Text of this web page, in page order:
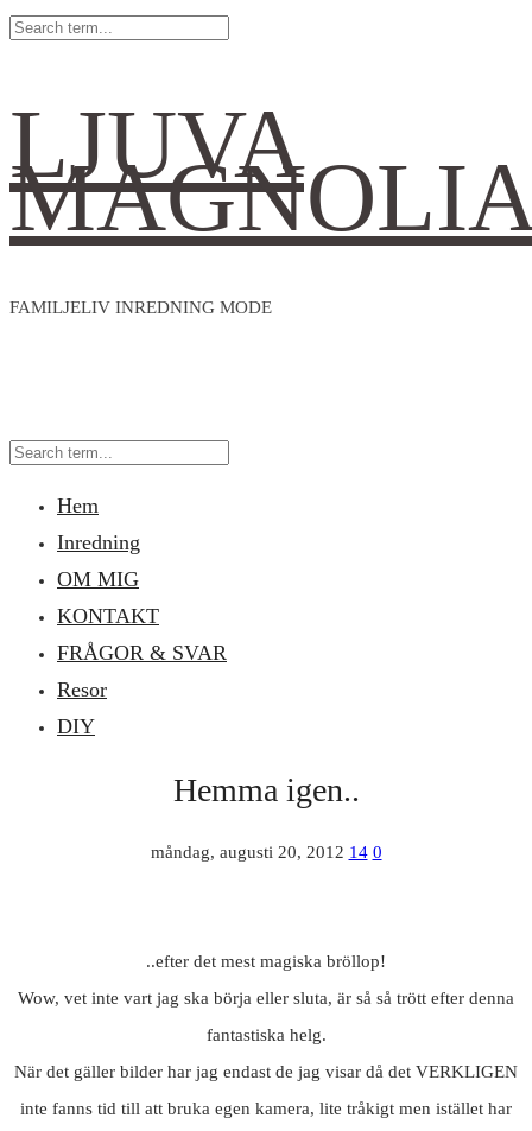
LJUVA
FAMILJELIV INREDNING MODE
Hem
Inredning
OM MIG
KONTAKT
FRÅGOR & SVAR
Resor
DIY
Hemma igen..
måndag, augusti 20, 2012 14 0
..efter det mest magiska bröllop!
Wow, vet inte vart jag ska börja eller sluta, är så så trött efter denna
fantastiska helg.
När det gäller bilder har jag endast de jag visar då det VERKLIGEN
inte fanns tid till att bruka egen kamera, lite tråkigt men istället har